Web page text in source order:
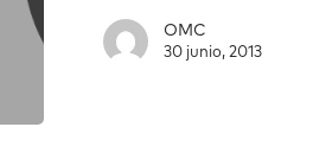
OMC
30 junio, 2013